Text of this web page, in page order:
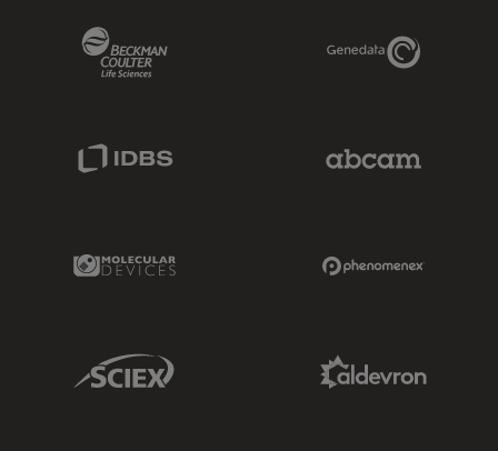
Genedata Link
Molecular Devices Link
Sciex Link